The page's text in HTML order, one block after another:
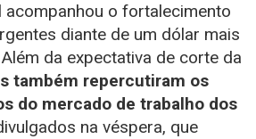
acompanhou o fortalecimento
diante de um dólar mais
da expectativa de corte da
também repercutiram os
do mercado de trabalho dos
na véspera, que